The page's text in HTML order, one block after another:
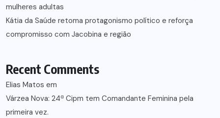
mulheres adultas
Kátia da Saúde retoma protagonismo político e reforça
compromisso com Jacobina e região
Recent Comments
Elias Matos em
Várzea Nova: 24ª Cipm tem Comandante Feminina pela
primeira vez.